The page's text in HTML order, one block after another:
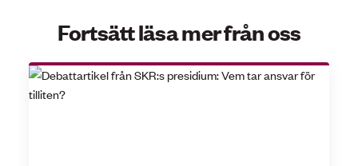
Fortsätt läsa mer från oss